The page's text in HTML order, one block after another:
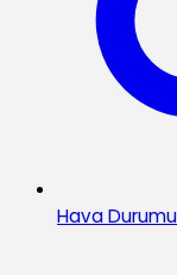
Hava Durumu